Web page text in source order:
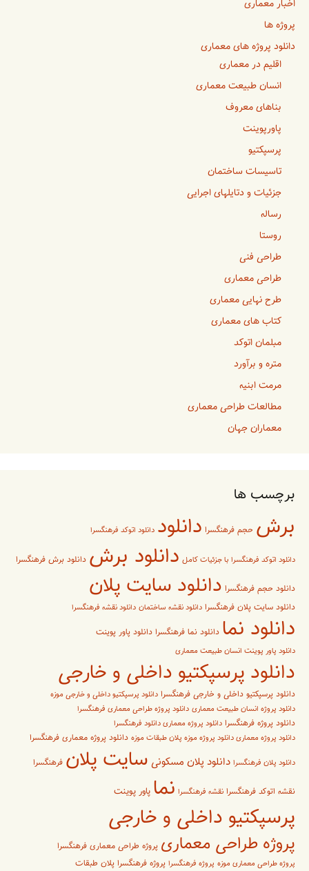
اخبار معماری
پروژه ها
دانلود پروژه های معماری
اقلیم در معماری
انسان طبیعت معماری
بناهای معروف
پاورپوینت
پرسپکتیو
تاسیسات ساختمان
جزئیات و دتایلهای اجرایی
رساله
روستا
طراحی فنی
طراحی معماری
طرح نهایی معماری
کتاب های معماری
مبلمان اتوکد
متره و برآورد
مرمت ابنیه
مطالعات طراحی معماری
معماران جهان
برچسب ها
برش حجم فرهنگسرا دانلود دانلود اتوکد فرهنگسرا
دانلود اتوکد فرهنگسرا با جزئیات کامل دانلود برش دانلود برش فرهنگسرا
دانلود حجم فرهنگسرا دانلود سایت پلان
دانلود سایت پلان فرهنگسرا دانلود نقشه ساختمان دانلود نقشه فرهنگسرا
دانلود نما دانلود نما فرهنگسرا دانلود پاور پوینت
دانلود پاور پوینت انسان طبیعت معماری
دانلود پرسپکتیو داخلی و خارجی
دانلود پرسپکتیو داخلی و خارجی فرهنگسرا دانلود پرسپکتیو داخلی و خارجی موزه
دانلود پروژه انسان طبیعت معماری دانلود پروژه طراحی معماری فرهنگسرا
دانلود پروژه فرهنگسرا دانلود پروژه معماری دانلود فرهنگسرا
دانلود پروژه معماری دانلود پروژه موزه پلان طبقات موزه دانلود پروژه معماری فرهنگسرا
دانلود پلان فرهنگسرا دانلود پلان مسکونی سایت پلان فرهنگسرا
نقشه اتوکد فرهنگسرا نقشه فرهنگسرا نما پاور پوینت
پرسپکتیو داخلی و خارجی
پروژه طراحی معماری پروژه طراحی معماری فرهنگسرا
پروژه طراحی معماری موزه پروژه فرهنگسرا پروژه فرهنگسرا پلان طبقات